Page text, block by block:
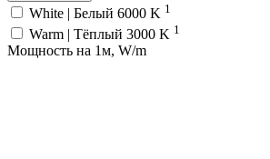
White | Белый 6000 K 1
Warm | Тёплый 3000 K 1
Мощность на 1м, W/m